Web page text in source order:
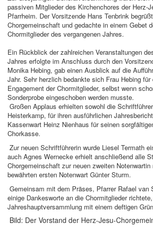
passiven Mitglieder des Kirchenchores der Herz-
Pfarrheim. Der Vorsitzende Hans Tenbrink
Chorgemeinschaft und gedachte in einem Gebet
Chormitglieder des vergangenen Jahres.
Ein Rückblick der zahlreichen Veranstaltungen
Jahres erfolgte im Anschluss durch den
Monika Hebing, gab einen Ausblick auf die
Jahr. Sehr herzlich bedankte sich Frau Hebing für
Engagement der Chormitglieder, selbst wenn
Sonderprobe eingeschoben werden musste.
Großen Applaus erhielten sowohl die
Heisterkamp, für ihren ausführlichen
Kassenwart Heinz Nienhaus für seinen
Chorkasse.
Zur neuen Schriftführerin wurde Liesel Termath
auch Agnes Wernecke erhielt anschließend alle
Chorgemeinschaft zur neuen zweiten
bewährten ersten Notenwart Günter Sturm.
Gemeinsam mit dem Präses, Pfarrer Rafael van
einige Dankesworte an die Chormitglieder
Jahreshauptversammlung mit einem deftigen
Bild: Der Vorstand der Herz-Jesu-